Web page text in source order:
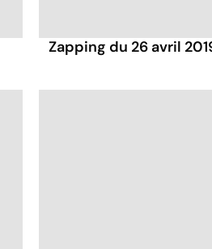
Zapping du 26 avril